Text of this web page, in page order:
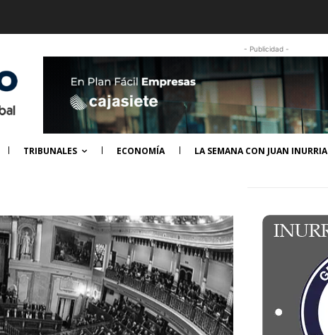
- Publicidad -
TRIBUNALES ECONOMÍA LA SEMANA CON JUAN INURRIA